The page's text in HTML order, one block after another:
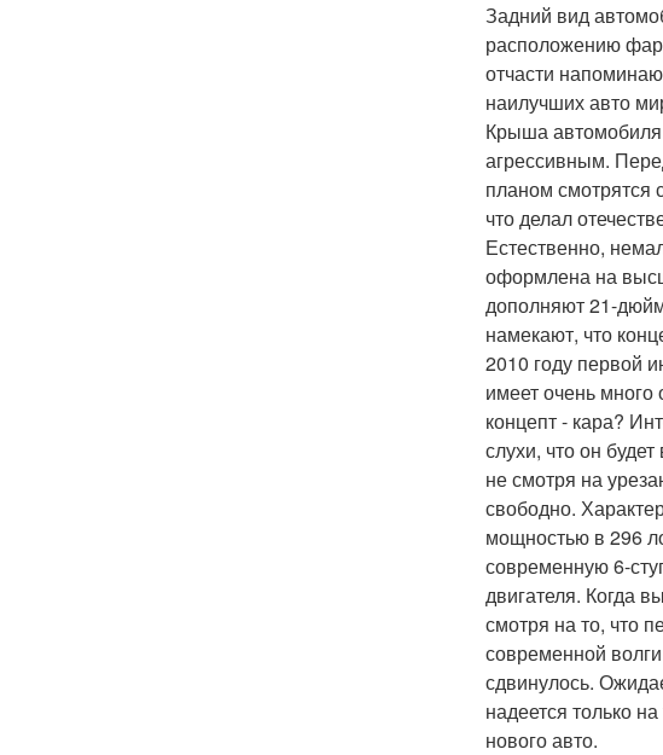
Задний вид
расположению
отчасти
наилучших авто
Крыша автомобиля
агрессивным.
планом смотрятся
что делал
Естественно,
оформлена на
дополняют 21-
намекают, что
2010 году первой
имеет очень много
концепт - кара?
слухи, что он
не смотря на
свободно.
мощностью в 296
современную 6-
двигателя. Когда
смотря на то, что
современной
сдвинулось.
надеется только
нового авто.